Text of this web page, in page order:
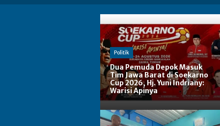
Politik
Dua Pemuda Depok Masuk
Tim Jawa Barat di Soekarno
Cup 2026, Hj. Yuni Indriany:
Warisi Apinya